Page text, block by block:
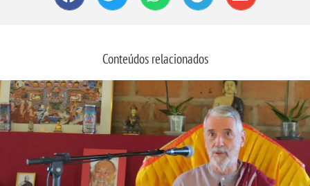
Conteúdos relacionados